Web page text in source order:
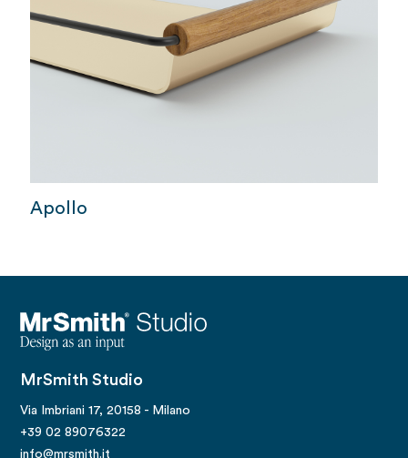
Apollo
MrSmith Studio
Via Imbriani 17, 20158 - Milano
+39 02 89076322
info@mrsmith.it